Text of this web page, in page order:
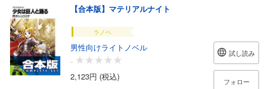
【合本版】マテリアルナイト
ラノベ
男性向けライトノベル
-
2,123円 (税込)
試し読み
フォロー